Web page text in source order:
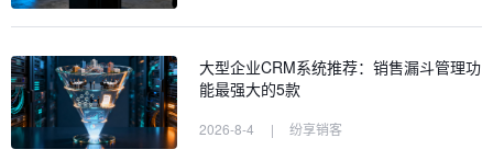
大型企业CRM系统推荐：销售漏斗管理功
能最强大的5款
2026-8-4 | 纷享销客